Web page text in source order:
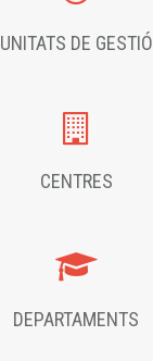
UNITATS DE GESTIÓ
CENTRES
DEPARTAMENTS